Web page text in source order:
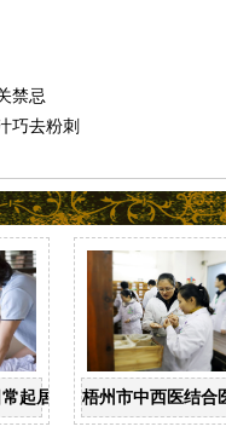
禁忌
巧去粉刺
起居均可做梧州市中西医结合